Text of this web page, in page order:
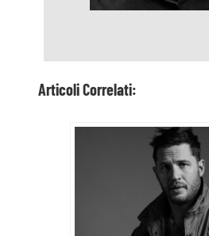
Articoli Correlati: